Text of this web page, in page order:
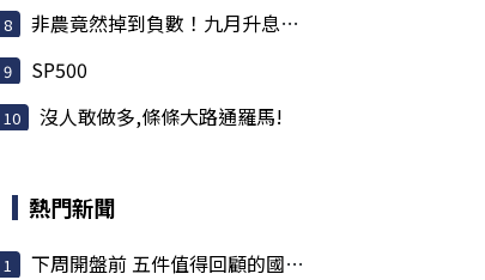
非農竟然掉到負數！九月升息急踩煞車？美股狂歡...
SP500
沒人敢做多,條條大路通羅馬!
熱門新聞
下周開盤前 五件值得回顧的國際大事